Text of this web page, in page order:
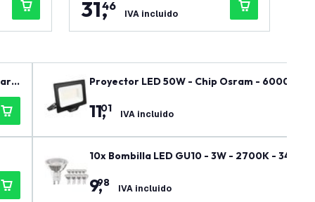
31,
46
IVA incluido
Proyector LED 50W - Chip Osram - 6000
11,
01 IVA incluido
10x Bombilla LED GU10 - 3W - 2700K - 345
9,
98 IVA incluido